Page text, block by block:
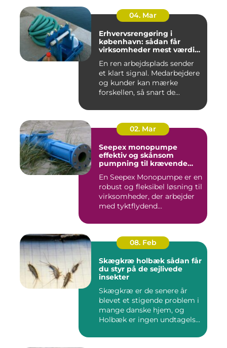
04. Mar
Erhvervsrengøring i
københavn: sådan får
virksomheder mest værdi
En ren arbejdsplads sender
et klart signal. Medarbejdere
og kunder kan mærke
forskellen, så snart de...
02. Mar
Seepex monopumpe
effektiv og skånsom
pumpning til krævende
En Seepex Monopumpe er en
robust og fleksibel løsning til
virksomheder, der arbejder
med tyktflydend...
08. Feb
Skægkræ holbæk sådan får
du styr på de sejlivede
insekter
Skægkræ er de senere år
blevet et stigende problem i
mange danske hjem, og
Holbæk er ingen undtagels...